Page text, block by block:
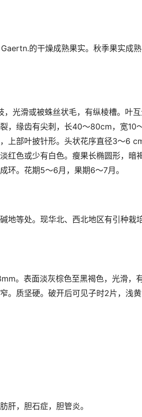
的干燥成熟果实。秋季果实成
光滑或被蛛丝状毛，有纵棱槽。叶
，缘齿有尖刺，长40～80cm，宽10
上部叶披针形。头状花序直径3～6
红色或少有白色。瘦果长椭圆形，暗
环。花期5～6月，果期6～7月。
地等处。现华北、西北地区有引种栽
。表面淡灰棕色至黑褐色，光滑，
。质坚硬。破开后可见子时2片，浅
肝，胆石症，胆管炎。